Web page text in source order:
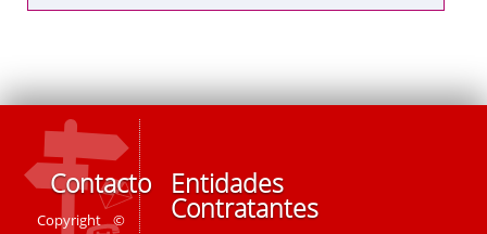
Contacto
Copyright ©
Entidades
Contratantes